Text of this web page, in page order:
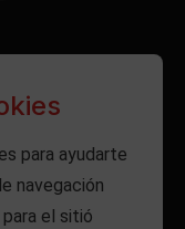
para ayudarte
navegación
el sitió